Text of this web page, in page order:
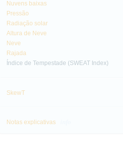
Nuvens baixas
Pressão
Radiação solar
Altura de Neve
Neve
Rajada
Índice de Tempestade (SWEAT Index)
SkewT
Notas explicativas